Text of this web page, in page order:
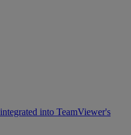
into TeamViewer's